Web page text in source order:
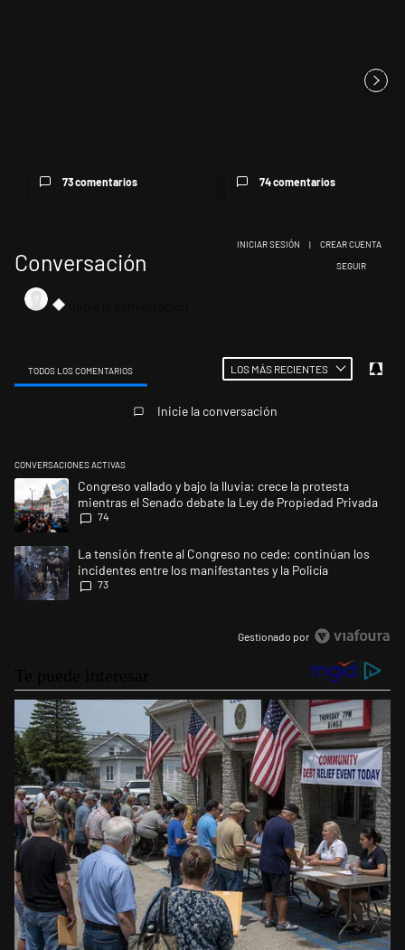
73 comentarios 74 comentarios
Conversación SIGA ESTA
SEGUIR
INICIAR SESIÓN | CREAR CUENTA
TODOS LOS COMENTARIOS LOS MÁS RECIENTES
Inicie la conversación
CONVERSACIONES ACTIVAS
Este listado muestra los artículos con más comentarios en los últimos
Un artículo de tendencia con el título "Congreso vallado y bajo la
Congreso vallado y bajo la lluvia: crece la protesta
mientras el Senado debate la Ley de Propiedad Privada
74
Un artículo de tendencia con el título "La tensión frente al Congreso
La tensión frente al Congreso no cede: continúan los
incidentes entre los manifestantes y la Policía
73
Gestionado por